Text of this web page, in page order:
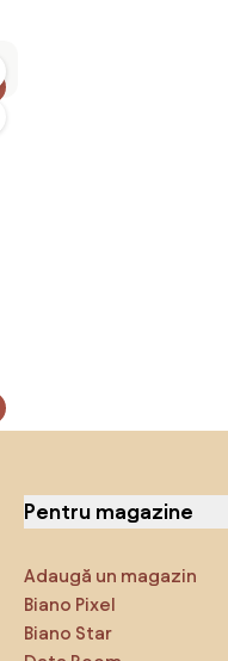
Pentru magazine
Adaugă un magazin
Biano Pixel
Biano Star